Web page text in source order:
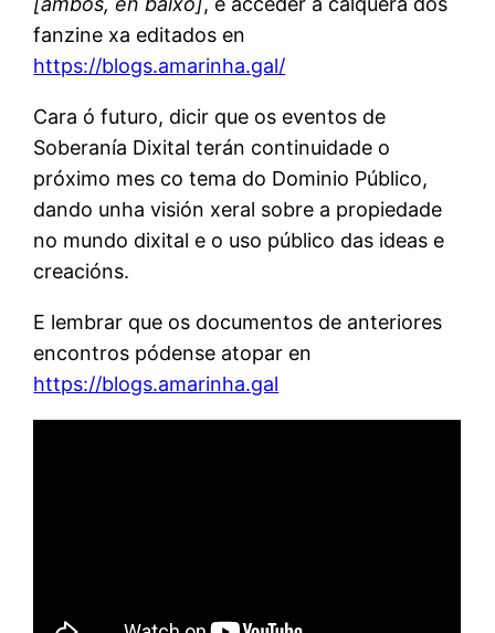
fanzine xa editados en
https://blogs.amarinha.gal/
Cara ó futuro, dicir que os eventos de
Soberanía Dixital terán continuidade o
próximo mes co tema do Dominio Público,
dando unha visión xeral sobre a propiedade
no mundo dixital e o uso público das ideas e
creacións.
E lembrar que os documentos de anteriores
encontros pódense atopar en
https://blogs.amarinha.gal